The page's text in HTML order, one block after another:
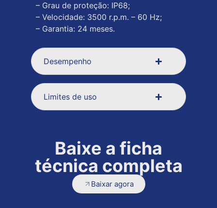
– Grau de proteção: IP68;
– Velocidade: 3500 r.p.m. – 60 Hz;
– Garantia: 24 meses.
Desempenho
Limites de uso
Baixe a ficha
técnica completa
Baixar agora